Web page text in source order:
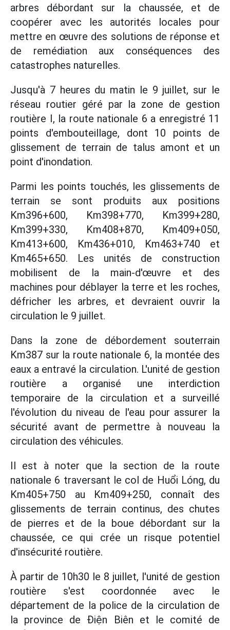
arbres débordant sur la chaussée, et de
coopérer avec les autorités locales pour
mettre en œuvre des solutions de réponse et
de remédiation aux conséquences des
catastrophes naturelles.
Jusqu'à 7 heures du matin le 9 juillet, sur le
réseau routier géré par la zone de gestion
routière I, la route nationale 6 a enregistré 11
points d'embouteillage, dont 10 points de
glissement de terrain de talus amont et un
point d'inondation.
Parmi les points touchés, les glissements de
terrain se sont produits aux positions
Km396+600, Km398+770, Km399+280,
Km399+330, Km408+870, Km409+050,
Km413+600, Km436+010, Km463+740 et
Km465+650. Les unités de construction
mobilisent de la main-d'œuvre et des
machines pour déblayer la terre et les roches,
défricher les arbres, et devraient ouvrir la
circulation le 9 juillet.
Dans la zone de débordement souterrain
Km387 sur la route nationale 6, la montée des
eaux a entravé la circulation. L'unité de gestion
routière a organisé une interdiction
temporaire de la circulation et a surveillé
l'évolution du niveau de l'eau pour assurer la
sécurité avant de permettre à nouveau la
circulation des véhicules.
Il est à noter que la section de la route
nationale 6 traversant le col de Huổi Lóng, du
Km405+750 au Km409+250, connaît des
glissements de terrain continus, des chutes
de pierres et de la boue débordant sur la
chaussée, ce qui crée un risque potentiel
d'insécurité routière.
À partir de 10h30 le 8 juillet, l'unité de gestion
routière s'est coordonnée avec le
département de la police de la circulation de
la province de Điện Biên et le comité de